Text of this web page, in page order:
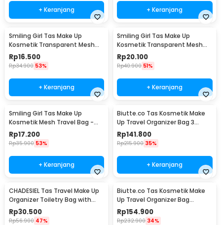
+ Keranjang + Keranjang
Smiling Girl Tas Make Up
Kosmetik Transparent Mesh
Briefcase Bag - SMG4
Rp16.500
Rp34.900 53%
+ Keranjang
Smiling Girl Tas Make Up
Kosmetik Transparent Mesh
Shell Bag - SMG5
Rp20.100
Rp40.900 51%
+ Keranjang
Smiling Girl Tas Make Up
Kosmetik Mesh Travel Bag -
SMG3
Rp17.200
Rp35.900 53%
+ Keranjang
Biutte.co Tas Kosmetik Make
Up Travel Organizer Bag 3
Layers 37x26x13cm - F120
Rp141.800
Rp215.900 35%
+ Keranjang
CHADESIEL Tas Travel Make Up
Organizer Toiletry Bag with
Hook - C150
Rp30.500
Rp56.900 47%
Biutte.co Tas Kosmetik Make
Up Travel Organizer Bag
Waterproof - F220
Rp154.900
Rp232.900 34%